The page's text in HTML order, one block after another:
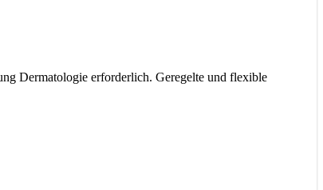
Dermatologie erforderlich. Geregelte und flexible